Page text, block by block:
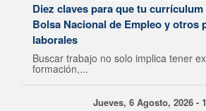
Diez claves para que tu
Bolsa Nacional de Empleo y otros
laborales
Buscar trabajo no solo implica tener
formación,...
Jueves, 6 Agosto, 2026 -